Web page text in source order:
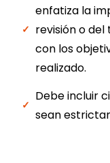
enfatiza la
revisión o
con los
realizado.
Debe incluir
sean